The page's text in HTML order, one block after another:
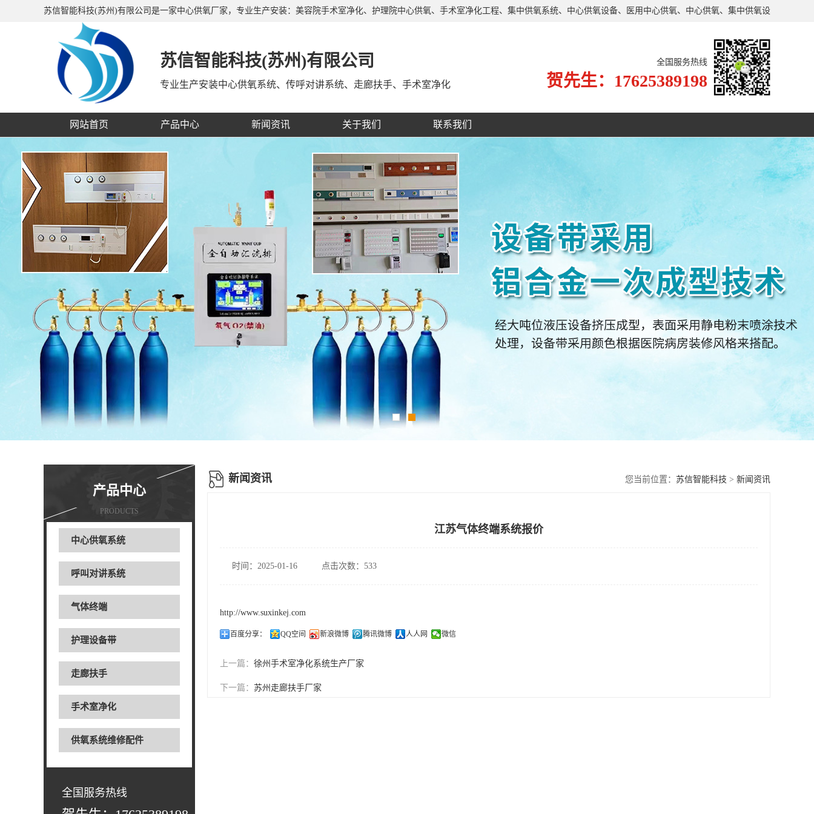
苏信智能科技(苏州)有限公司是一家中心供氧厂家，专业生产安装：美容院手术室净化、护理院中心供氧、手术室净化工程、集中供氧系统、中心供氧设备、医用中心供氧、中心供氧、集中供氧设
备带、呼叫对讲系统等，公司产品销往全国二十多个省、市、自治区，深受广大客户的信赖和支持，有着经验丰富的施工队伍，制定了严格的生产、施工标准。
苏信智能科技(苏州)有限公司
专业生产安装中心供氧系统、传呼对讲系统、走廊扶手、手术室净化
全国服务热线
贺先生：17625389198
网站首页 产品中心 新闻资讯 关于我们 联系我们
产品中心
PRODUCTS
中心供氧系统
呼叫对讲系统
气体终端
护理设备带
走廊扶手
手术室净化
供氧系统维修配件
全国服务热线
新闻资讯 您当前位置： 苏信智能科技 > 新闻资讯
江苏气体终端系统报价
时间：2025-01-16 点击次数：533
http://www.suxinkej.com
百度分享： QQ空间 新浪微博 腾讯微博 人人网 微信
上一篇： 徐州手术室净化系统生产厂家
下一篇： 苏州走廊扶手厂家